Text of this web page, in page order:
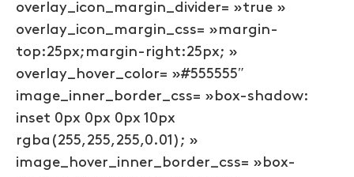
overlay_icon_margin_divider= »true »
overlay_icon_margin_css= »margin-
top:25px;margin-right:25px; »
overlay_hover_color= »#555555″
image_inner_border_css= »box-shadow:
inset 0px 0px 0px 10px
rgba(255,255,255,0.01); »
image_hover_inner_border_css= »box-